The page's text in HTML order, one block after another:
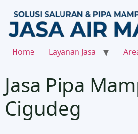
Home Layanan Jasa
Jasa Pipa
Cigudeg